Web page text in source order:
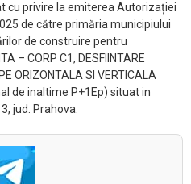
cu privire la emiterea Autorizației
de către primăria municipiului
de construire pentru
– CORP C1, DESFIINTARE
ORIZONTALA SI VERTICALA
de inaltime P+1Ep) situat in
jud. Prahova.